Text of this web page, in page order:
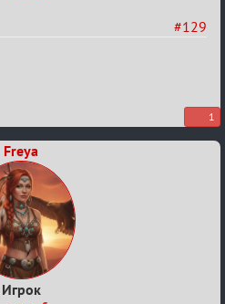
#129
1
Freya
Игрок